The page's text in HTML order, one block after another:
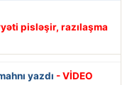
pisləşir, razılaşma
yazdı - VİDEO